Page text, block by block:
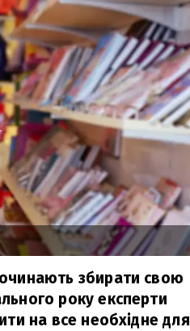
збирати свою
року експерти
на все необхідне для